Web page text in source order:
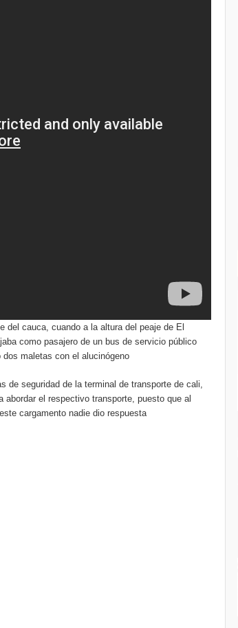
cauca, cuando a la altura del peaje de El
como pasajero de un bus de servicio público
maletas con el alucinógeno
de seguridad de la terminal de transporte de cali,
el respectivo transporte, puesto que al
cargamento nadie dio respuesta